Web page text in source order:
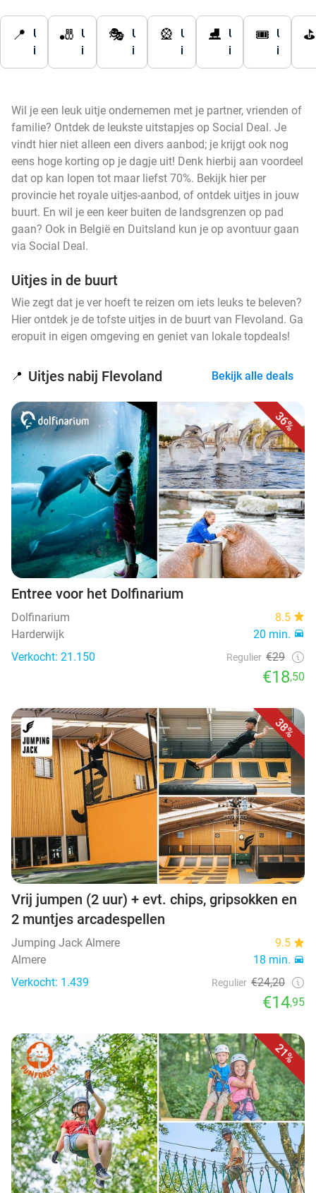
📍
U
i
t
s
n
a
b
i
j
F
l
e
o
l
a
n
🎳
U
i
t
s
i
n
N
o
o
r
d
-
o
l
l
a
d
🎭
U
i
t
s
i
n
U
t
r
e
c
🎡
U
i
t
s
i
n
N
o
o
r
d
a
b
a
⛸️
U
i
t
s
i
n
F
r
i
e
s
d
🎟️
U
i
t
s
i
n
Z
i
d
-
l
a
n
⛳
Wil je een leuk uitje ondernemen met je partner, vrienden of
familie? Ontdek de leukste uitstapjes op Social Deal. Je
vindt hier niet alleen een divers aanbod; je krijgt ook nog
eens hoge korting op je dagje uit! Denk hierbij aan voordeel
dat op kan lopen tot maar liefst 70%. Bekijk hier per
provincie het royale uitjes-aanbod, of ontdek uitjes in jouw
buurt. En wil je een keer buiten de landsgrenzen op pad
gaan? Ook in België en Duitsland kun je op avontuur gaan
via Social Deal.
Uitjes in de buurt
Wie zegt dat je ver hoeft te reizen om iets leuks te beleven?
Hier ontdek je de tofste uitjes in de buurt van Flevoland. Ga
eropuit in eigen omgeving en geniet van lokale topdeals!
📍 Uitjes nabij Flevoland Bekijk alle deals
36%
Entree voor het Dolfinarium
Dolfinarium
8.5
Harderwijk
20 min.
Verkocht: 21.150
Regulier €29
€18,50
38%
Vrij jumpen (2 uur) + evt. chips, gripsokken en
2 muntjes arcadespellen
Jumping Jack Almere
9.5
Almere
18 min.
Verkocht: 1.439
Regulier €24,20
€14,95
21%